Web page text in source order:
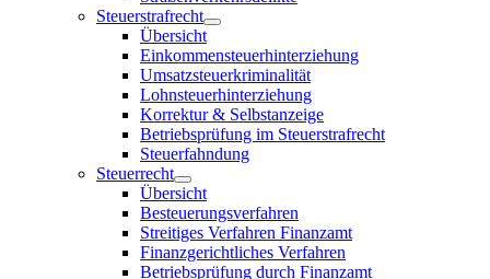
Steuerstrafrecht
Übersicht
Einkommensteuerhinterziehung
Umsatzsteuerkriminalität
Lohnsteuerhinterziehung
Korrektur & Selbstanzeige
Betriebsprüfung im Steuerstrafrecht
Steuerfahndung
Steuerrecht
Übersicht
Besteuerungsverfahren
Streitiges Verfahren Finanzamt
Finanzgerichtliches Verfahren
Betriebsprüfung durch Finanzamt